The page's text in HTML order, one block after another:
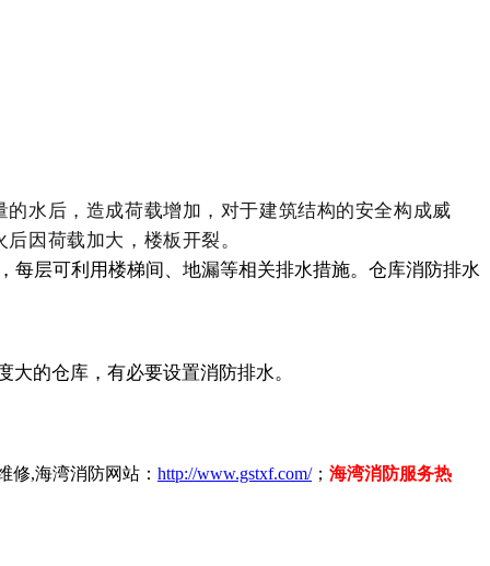
水后，造成荷载增加，对于建筑结构的安全构成威
因荷载加大，楼板开裂。
每层可利用楼梯间、地漏等相关排水措施。仓库消防排水
的仓库，有必要设置消防排水。
,海湾消防网站： http://www.gstxf.com/； 海湾消防服务热